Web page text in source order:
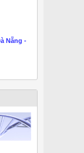
Nẵng -